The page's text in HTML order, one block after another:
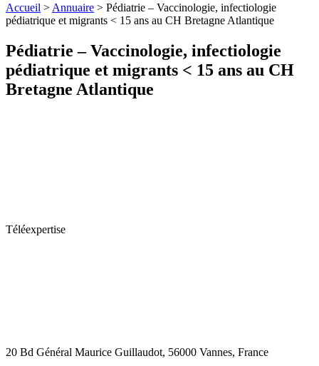
Accueil > Annuaire > Pédiatrie – Vaccinologie, infectiologie
pédiatrique et migrants < 15 ans au CH Bretagne Atlantique
Pédiatrie – Vaccinologie, infectiologie
pédiatrique et migrants < 15 ans au CH
Bretagne Atlantique
Téléexpertise
20 Bd Général Maurice Guillaudot, 56000 Vannes, France